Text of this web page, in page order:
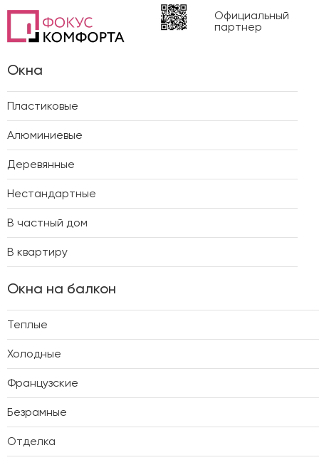
Официальный
партнер
Окна
Пластиковые
Алюминиевые
Деревянные
Нестандартные
В частный дом
В квартиру
Окна на балкон
Теплые
Холодные
Французские
Безрамные
Отделка